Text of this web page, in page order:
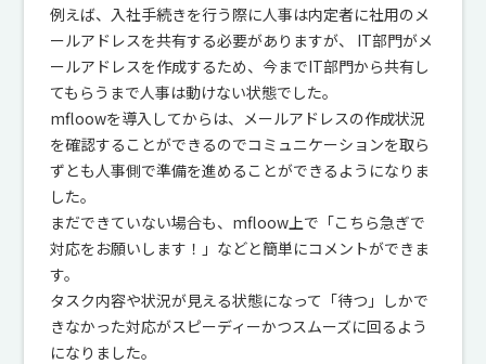
例えば、入社手続きを行う際に人事は内定者に社用のメ
ールアドレスを共有する必要がありますが、 IT部門がメ
ールアドレスを作成するため、今までIT部門から共有し
てもらうまで人事は動けない状態でした。
mfloowを導入してからは、メールアドレスの作成状況
を確認することができるのでコミュニケーションを取ら
ずとも人事側で準備を進めることができるようになりま
した。
まだできていない場合も、mfloow上で「こちら急ぎで
対応をお願いします！」などと簡単にコメントができま
す。
タスク内容や状況が見える状態になって「待つ」しかで
きなかった対応がスピーディーかつスムーズに回るよう
になりました。